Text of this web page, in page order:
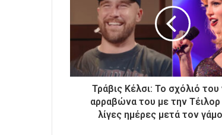
κ
ο
Τράβις Κέλσι: Το σχόλιό του
αρραβώνα του με την Τέιλορ
λίγες ημέρες μετά τον